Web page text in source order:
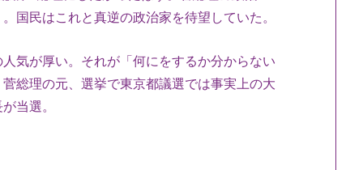
国民はこれと真逆の政治家を待望していた。
気が厚い。それが「何にをするか分からない
総理の元、選挙で東京都議選では事実上の大
当選。